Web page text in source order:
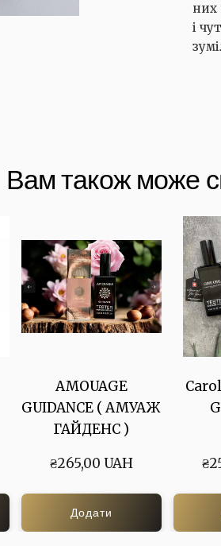
них
і
Вам також може
AMOUAGE
GUIDANCE ( АМУАЖ
ГАЙДЕНС )
₴265,00 UAH
Додати